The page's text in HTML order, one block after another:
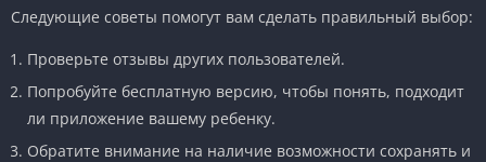
Следующие советы помогут вам сделать правильный выбор:
Проверьте отзывы других пользователей.
Попробуйте бесплатную версию, чтобы понять, подходит
ли приложение вашему ребенку.
Обратите внимание на наличие возможности сохранять и